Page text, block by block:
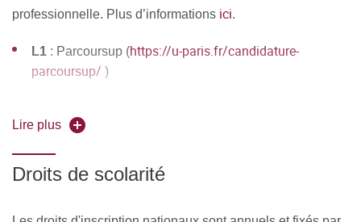
professionnelle. Plus d’informations ici.
L1 : Parcoursup (https://u-paris.fr/candidature-
parcoursup/ )
ecandidat/)
Lire plus
Droits de scolarité